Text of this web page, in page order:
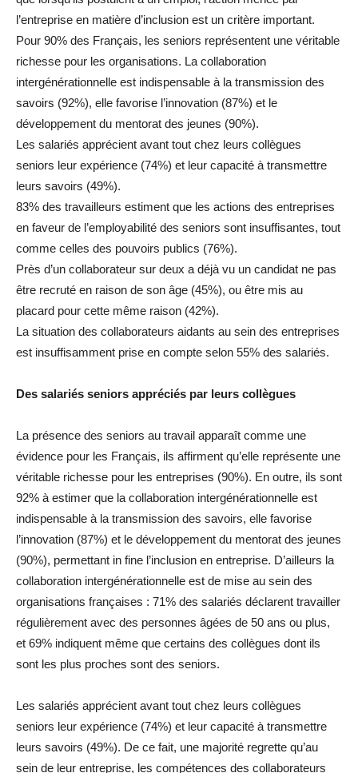
l’entreprise en matière d’inclusion est un critère important.
Pour 90% des Français, les seniors représentent une véritable
richesse pour les organisations. La collaboration
intergénérationnelle est indispensable à la transmission des
savoirs (92%), elle favorise l’innovation (87%) et le
développement du mentorat des jeunes (90%).
Les salariés apprécient avant tout chez leurs collègues
seniors leur expérience (74%) et leur capacité à transmettre
leurs savoirs (49%).
83% des travailleurs estiment que les actions des entreprises
en faveur de l’employabilité des seniors sont insuffisantes, tout
comme celles des pouvoirs publics (76%).
Près d’un collaborateur sur deux a déjà vu un candidat ne pas
être recruté en raison de son âge (45%), ou être mis au
placard pour cette même raison (42%).
La situation des collaborateurs aidants au sein des entreprises
est insuffisamment prise en compte selon 55% des salariés.
Des salariés seniors appréciés par leurs collègues
La présence des seniors au travail apparaît comme une
évidence pour les Français, ils affirment qu’elle représente une
véritable richesse pour les entreprises (90%). En outre, ils sont
92% à estimer que la collaboration intergénérationnelle est
indispensable à la transmission des savoirs, elle favorise
l’innovation (87%) et le développement du mentorat des jeunes
(90%), permettant in fine l’inclusion en entreprise. D’ailleurs la
collaboration intergénérationnelle est de mise au sein des
organisations françaises : 71% des salariés déclarent travailler
régulièrement avec des personnes âgées de 50 ans ou plus,
et 69% indiquent même que certains des collègues dont ils
sont les plus proches sont des seniors.
Les salariés apprécient avant tout chez leurs collègues
seniors leur expérience (74%) et leur capacité à transmettre
leurs savoirs (49%). De ce fait, une majorité regrette qu’au
sein de leur entreprise, les compétences des collaborateurs